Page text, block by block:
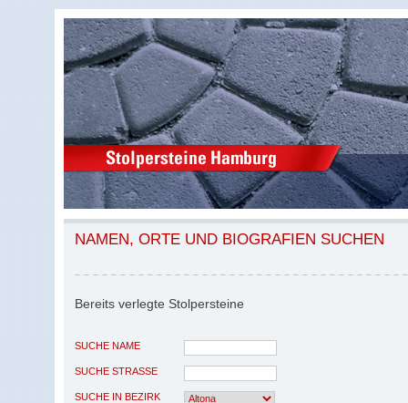
NAMEN, ORTE UND BIOGRAFIEN SUCHEN
Bereits verlegte Stolpersteine
SUCHE NAME
SUCHE STRASSE
SUCHE IN BEZIRK